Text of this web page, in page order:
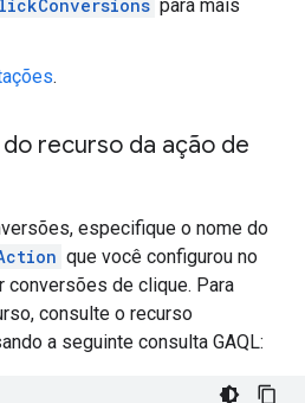
para mais
.
recurso da ação de
especifique o nome do
que você configurou no
conversões de clique. Para
consulte o recurso
a seguinte consulta GAQL: